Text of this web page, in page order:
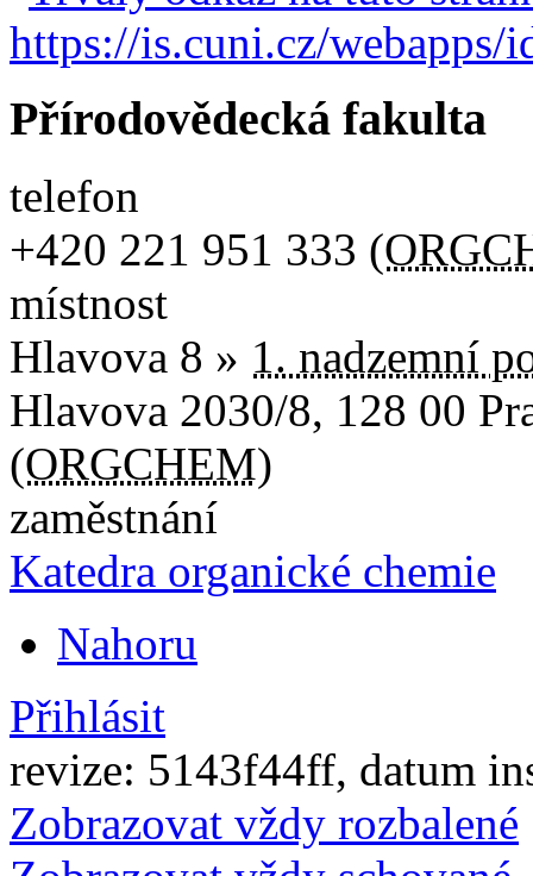
Přírodovědecká fakulta
telefon
+420 221 951 333 (
místnost
Hlavova 8 » 1. nadzemní
Hlavova 2030/8, 128 00
(ORGCHEM)
zaměstnání
Katedra organické chemie
Nahoru
Přihlásit
revize: 5143f44ff, datum
Zobrazovat vždy rozbalené